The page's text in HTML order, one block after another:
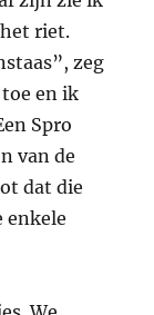
riet.
zeg
en ik
Spro
van de
dat die
enkele